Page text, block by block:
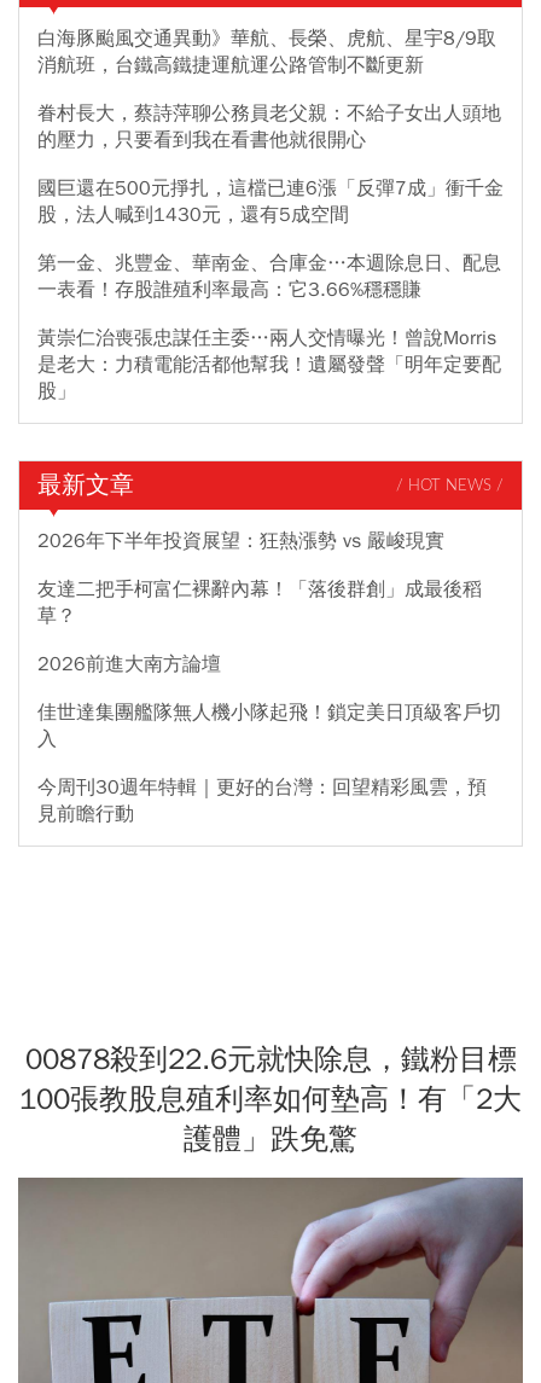
白海豚颱風交通異動》華航、長榮、虎航、星宇8/9取
消航班，台鐵高鐵捷運航運公路管制不斷更新
眷村長大，蔡詩萍聊公務員老父親：不給子女出人頭地
的壓力，只要看到我在看書他就很開心
國巨還在500元掙扎，這檔已連6漲「反彈7成」衝千金
股，法人喊到1430元，還有5成空間
第一金、兆豐金、華南金、合庫金…本週除息日、配息
一表看！存股誰殖利率最高：它3.66%穩穩賺
黃崇仁治喪張忠謀任主委…兩人交情曝光！曾說Morris
是老大：力積電能活都他幫我！遺屬發聲「明年定要配
股」
最新文章 / HOT NEWS /
2026年下半年投資展望：狂熱漲勢 vs 嚴峻現實
友達二把手柯富仁裸辭內幕！「落後群創」成最後稻
草？
2026前進大南方論壇
佳世達集團艦隊無人機小隊起飛！鎖定美日頂級客戶切
入
今周刊30週年特輯｜更好的台灣：回望精彩風雲，預
見前瞻行動
00878殺到22.6元就快除息，鐵粉目標
100張教股息殖利率如何墊高！有「2大
護體」跌免驚